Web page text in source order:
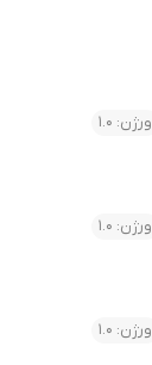
ورژن: 1.0
ورژن: 1.0
ورژن: 1.0